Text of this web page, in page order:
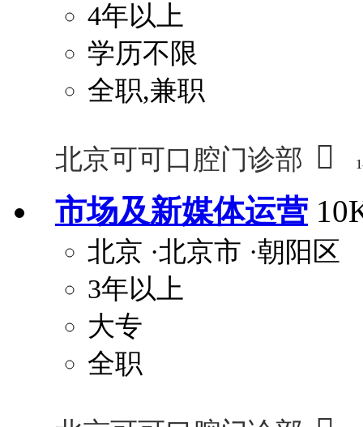
4年以上
学历不限
全职,兼职
北京可可口腔门诊部 
市场及新媒体运营
北京 ·北京市 ·朝阳区
3年以上
大专
全职